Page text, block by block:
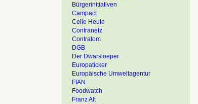
Bürgerinitiativen
Campact
Celle Heute
Contranetz
Contratom
DGB
Der Dwarsloeper
Europaticker
Europäische Umweltagentur
FIAN
Foodwatch
Franz Alt